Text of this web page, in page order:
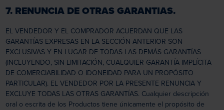
7. RENUNCIA DE OTRAS GARANTIAS.
EL VENDEDOR Y EL COMPRADOR ACUERDAN QUE LAS
GARANTÍAS EXPRESAS EN LA SECCIÓN ANTERIOR SON
EXCLUSIVAS Y EN LUGAR DE TODAS LAS DEMÁS GARANTÍAS
(INCLUYENDO, SIN LIMITACIÓN, CUALQUIER GARANTÍA IMPLÍCITA
DE COMERCIABILIDAD O IDONEIDAD PARA UN PROPÓSITO
PARTICULAR). EL VENDEDOR POR LA PRESENTE RENUNCIA Y
EXCLUYE TODAS LAS OTRAS GARANTÍAS. Cualquier descripción
oral o escrita de los Productos tiene únicamente el propósito de